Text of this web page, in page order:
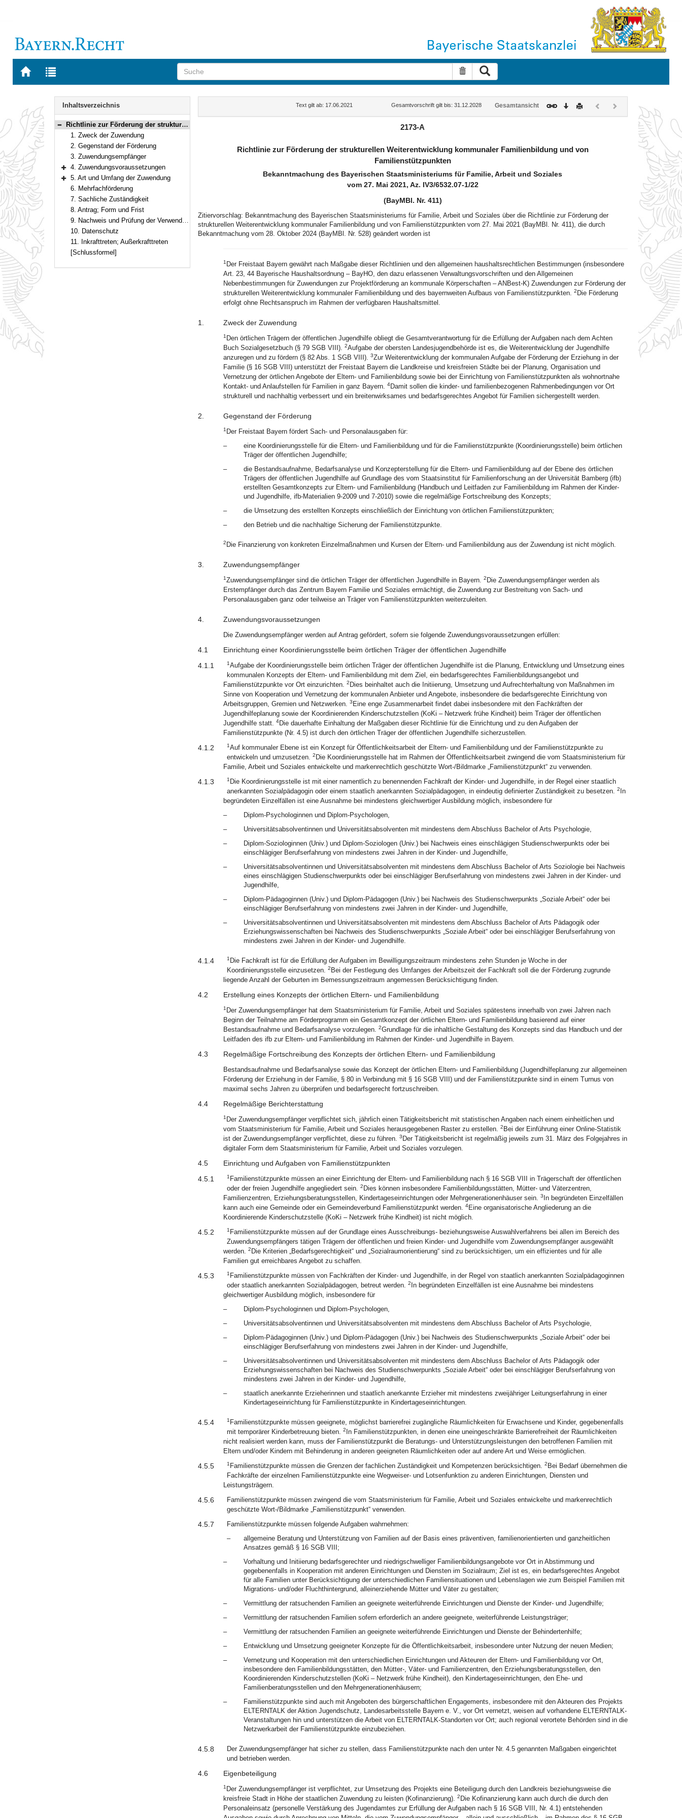
Zur
BAYERN.RECHT
Zur
letzten
Suche zurücksetzen
Navigation
Inhaltsverzeichnis
Bereich reduzieren
Richtlinie zur Förderung der strukturellen Weiterentwicklung kommunaler Familienbildung und von Familienstützpunkten
1. Zweck der Zuwendung
2. Gegenstand der Förderung
3. Zuwendungsempfänger
Bereich erweitern
4. Zuwendungsvoraussetzungen
Bereich erweitern
5. Art und Umfang der Zuwendung
6. Mehrfachförderung
7. Sachliche Zuständigkeit
8. Antrag; Form und Frist
9. Nachweis und Prüfung der Verwendung
10. Datenschutz
11. Inkrafttreten; Außerkrafttreten
[Schlussformel]
Text gilt ab: 17.06.2021 Gesamtvorschrift gilt bis: 31.12.2028 Gesamtansicht Download
DruckenVorherigesNächstes
Dokument
(inaktiv)
2173-A
Richtlinie zur Förderung der strukturellen Weiterentwicklung kommunaler Familienbildung und von
Familienstützpunkten
Bekanntmachung des Bayerischen Staatsministeriums für Familie, Arbeit und Soziales
vom 27. Mai 2021, Az. IV3/6532.07-1/22
(BayMBl. Nr. 411)
Zitiervorschlag: Bekanntmachung des Bayerischen Staatsministeriums für Familie, Arbeit und Soziales über die Richtlinie zur Förderung der
strukturellen Weiterentwicklung kommunaler Familienbildung und von Familienstützpunkten vom 27. Mai 2021 (BayMBl. Nr. 411), die durch
Bekanntmachung vom 28. Oktober 2024 (BayMBl. Nr. 528) geändert worden ist
1 Der Freistaat Bayern gewährt nach Maßgabe dieser Richtlinien und den allgemeinen haushaltsrechtlichen Bestimmungen (insbesondere
Art. 23, 44 Bayerische Haushaltsordnung – BayHO, den dazu erlassenen Verwaltungsvorschriften und den Allgemeinen
Nebenbestimmungen für Zuwendungen zur Projektförderung an kommunale Körperschaften – ANBest-K) Zuwendungen zur Förderung der
strukturellen Weiterentwicklung kommunaler Familienbildung und des bayernweiten Aufbaus von Familienstützpunkten. 2 Die Förderung
erfolgt ohne Rechtsanspruch im Rahmen der verfügbaren Haushaltsmittel.
1. Zweck der Zuwendung
1 Den örtlichen Trägern der öffentlichen Jugendhilfe obliegt die Gesamtverantwortung für die Erfüllung der Aufgaben nach dem Achten
Buch Sozialgesetzbuch (§ 79 SGB VIII). 2Aufgabe der obersten Landesjugendbehörde ist es, die Weiterentwicklung der Jugendhilfe
anzuregen und zu fördern (§ 82 Abs. 1 SGB VIII). 3Zur Weiterentwicklung der kommunalen Aufgabe der Förderung der Erziehung in der
Familie (§ 16 SGB VIII) unterstützt der Freistaat Bayern die Landkreise und kreisfreien Städte bei der Planung, Organisation und
Vernetzung der örtlichen Angebote der Eltern- und Familienbildung sowie bei der Einrichtung von Familienstützpunkten als wohnortnahe
Kontakt- und Anlaufstellen für Familien in ganz Bayern. 4Damit sollen die kinder- und familienbezogenen Rahmenbedingungen vor Ort
strukturell und nachhaltig verbessert und ein breitenwirksames und bedarfsgerechtes Angebot für Familien sichergestellt werden.
2. Gegenstand der Förderung
1 Der Freistaat Bayern fördert Sach- und Personalausgaben für:
–
eine Koordinierungsstelle für die Eltern- und Familienbildung und für die Familienstützpunkte (Koordinierungsstelle) beim örtlichen
Träger der öffentlichen Jugendhilfe;
–
die Bestandsaufnahme, Bedarfsanalyse und Konzepterstellung für die Eltern- und Familienbildung auf der Ebene des örtlichen
Trägers der öffentlichen Jugendhilfe auf Grundlage des vom Staatsinstitut für Familienforschung an der Universität Bamberg (ifb)
erstellten Gesamtkonzepts zur Eltern- und Familienbildung (Handbuch und Leitfaden zur Familienbildung im Rahmen der Kinder-
und Jugendhilfe, ifb-Materialien 9-2009 und 7-2010) sowie die regelmäßige Fortschreibung des Konzepts;
–
die Umsetzung des erstellten Konzepts einschließlich der Einrichtung von örtlichen Familienstützpunkten;
–
den Betrieb und die nachhaltige Sicherung der Familienstützpunkte.
2 Die Finanzierung von konkreten Einzelmaßnahmen und Kursen der Eltern- und Familienbildung aus der Zuwendung ist nicht möglich.
3. Zuwendungsempfänger
1Zuwendungsempfänger sind die örtlichen Träger der öffentlichen Jugendhilfe in Bayern. 2 Die Zuwendungsempfänger werden als
Erstempfänger durch das Zentrum Bayern Familie und Soziales ermächtigt, die Zuwendung zur Bestreitung von Sach- und
Personalausgaben ganz oder teilweise an Träger von Familienstützpunkten weiterzuleiten.
4. Zuwendungsvoraussetzungen
Die Zuwendungsempfänger werden auf Antrag gefördert, sofern sie folgende Zuwendungsvoraussetzungen erfüllen:
4.1
Einrichtung einer Koordinierungsstelle beim örtlichen Träger der öffentlichen Jugendhilfe
4.1.1
1Aufgabe der Koordinierungsstelle beim örtlichen Träger der öffentlichen Jugendhilfe ist die Planung, Entwicklung und Umsetzung eines
kommunalen Konzepts der Eltern- und Familienbildung mit dem Ziel, ein bedarfsgerechtes Familienbildungsangebot und
Familienstützpunkte vor Ort einzurichten. 2 Dies beinhaltet auch die Initiierung, Umsetzung und Aufrechterhaltung von Maßnahmen im
Sinne von Kooperation und Vernetzung der kommunalen Anbieter und Angebote, insbesondere die bedarfsgerechte Einrichtung von
Arbeitsgruppen, Gremien und Netzwerken. 3 Eine enge Zusammenarbeit findet dabei insbesondere mit den Fachkräften der
Jugendhilfeplanung sowie der Koordinierenden Kinderschutzstellen (KoKi – Netzwerk frühe Kindheit) beim Träger der öffentlichen
Jugendhilfe statt. 4Die dauerhafte Einhaltung der Maßgaben dieser Richtlinie für die Einrichtung und zu den Aufgaben der
Familienstützpunkte (Nr. 4.5) ist durch den örtlichen Träger der öffentlichen Jugendhilfe sicherzustellen.
4.1.2 1Auf kommunaler Ebene ist ein Konzept für Öffentlichkeitsarbeit der Eltern- und Familienbildung und der Familienstützpunkte zu
entwickeln und umzusetzen. 2 Die Koordinierungsstelle hat im Rahmen der Öffentlichkeitsarbeit zwingend die vom Staatsministerium für
Familie, Arbeit und Soziales entwickelte und markenrechtlich geschützte Wort-/Bildmarke „Familienstützpunkt“ zu verwenden.
4.1.3 1 Die Koordinierungsstelle ist mit einer namentlich zu benennenden Fachkraft der Kinder- und Jugendhilfe, in der Regel einer staatlich
anerkannten Sozialpädagogin oder einem staatlich anerkannten Sozialpädagogen, in eindeutig definierter Zuständigkeit zu besetzen. 2 In
begründeten Einzelfällen ist eine Ausnahme bei mindestens gleichwertiger Ausbildung möglich, insbesondere für
–
Diplom-Psychologinnen und Diplom-Psychologen,
–
Universitätsabsolventinnen und Universitätsabsolventen mit mindestens dem Abschluss Bachelor of Arts Psychologie,
–
Diplom-Soziologinnen (Univ.) und Diplom-Soziologen (Univ.) bei Nachweis eines einschlägigen Studienschwerpunkts oder bei
einschlägiger Berufserfahrung von mindestens zwei Jahren in der Kinder- und Jugendhilfe,
–
Universitätsabsolventinnen und Universitätsabsolventen mit mindestens dem Abschluss Bachelor of Arts Soziologie bei Nachweis
eines einschlägigen Studienschwerpunkts oder bei einschlägiger Berufserfahrung von mindestens zwei Jahren in der Kinder- und
Jugendhilfe,
–
Diplom-Pädagoginnen (Univ.) und Diplom-Pädagogen (Univ.) bei Nachweis des Studienschwerpunkts „Soziale Arbeit“ oder bei
einschlägiger Berufserfahrung von mindestens zwei Jahren in der Kinder- und Jugendhilfe,
–
Universitätsabsolventinnen und Universitätsabsolventen mit mindestens dem Abschluss Bachelor of Arts Pädagogik oder
Erziehungswissenschaften bei Nachweis des Studienschwerpunkts „Soziale Arbeit“ oder bei einschlägiger Berufserfahrung von
mindestens zwei Jahren in der Kinder- und Jugendhilfe.
4.1.4 1 Die Fachkraft ist für die Erfüllung der Aufgaben im Bewilligungszeitraum mindestens zehn Stunden je Woche in der
Koordinierungsstelle einzusetzen. 2 Bei der Festlegung des Umfanges der Arbeitszeit der Fachkraft soll die der Förderung zugrunde
liegende Anzahl der Geburten im Bemessungszeitraum angemessen Berücksichtigung finden.
4.2 Erstellung eines Konzepts der örtlichen Eltern- und Familienbildung
1 Der Zuwendungsempfänger hat dem Staatsministerium für Familie, Arbeit und Soziales spätestens innerhalb von zwei Jahren nach
Beginn der Teilnahme am Förderprogramm ein Gesamtkonzept der örtlichen Eltern- und Familienbildung basierend auf einer
Bestandsaufnahme und Bedarfsanalyse vorzulegen. 2Grundlage für die inhaltliche Gestaltung des Konzepts sind das Handbuch und der
Leitfaden des ifb zur Eltern- und Familienbildung im Rahmen der Kinder- und Jugendhilfe in Bayern.
4.3 Regelmäßige Fortschreibung des Konzepts der örtlichen Eltern- und Familienbildung
Bestandsaufnahme und Bedarfsanalyse sowie das Konzept der örtlichen Eltern- und Familienbildung (Jugendhilfeplanung zur allgemeinen
Förderung der Erziehung in der Familie, § 80 in Verbindung mit § 16 SGB VIII) und der Familienstützpunkte sind in einem Turnus von
maximal sechs Jahren zu überprüfen und bedarfsgerecht fortzuschreiben.
4.4 Regelmäßige Berichterstattung
1 Der Zuwendungsempfänger verpflichtet sich, jährlich einen Tätigkeitsbericht mit statistischen Angaben nach einem einheitlichen und
vom Staatsministerium für Familie, Arbeit und Soziales herausgegebenen Raster zu erstellen. 2 Bei der Einführung einer Online-Statistik
ist der Zuwendungsempfänger verpflichtet, diese zu führen. 3 Der Tätigkeitsbericht ist regelmäßig jeweils zum 31. März des Folgejahres in
digitaler Form dem Staatsministerium für Familie, Arbeit und Soziales vorzulegen.
4.5
Einrichtung und Aufgaben von Familienstützpunkten
4.5.1
1 Familienstützpunkte müssen an einer Einrichtung der Eltern- und Familienbildung nach § 16 SGB VIII in Trägerschaft der öffentlichen
oder der freien Jugendhilfe angegliedert sein. 2 Dies können insbesondere Familienbildungsstätten, Mütter- und Väterzentren,
Familienzentren, Erziehungsberatungsstellen, Kindertageseinrichtungen oder Mehrgenerationenhäuser sein. 3 In begründeten Einzelfällen
kann auch eine Gemeinde oder ein Gemeindeverbund Familienstützpunkt werden. 4Eine organisatorische Angliederung an die
Koordinierende Kinderschutzstelle (KoKi – Netzwerk frühe Kindheit) ist nicht möglich.
4.5.2 1 Familienstützpunkte müssen auf der Grundlage eines Ausschreibungs- beziehungsweise Auswahlverfahrens bei allen im Bereich des
Zuwendungsempfängers tätigen Trägern der öffentlichen und freien Kinder- und Jugendhilfe vom Zuwendungsempfänger ausgewählt
werden. 2 Die Kriterien „Bedarfsgerechtigkeit“ und „Sozialraumorientierung“ sind zu berücksichtigen, um ein effizientes und für alle
Familien gut erreichbares Angebot zu schaffen.
4.5.3 1 Familienstützpunkte müssen von Fachkräften der Kinder- und Jugendhilfe, in der Regel von staatlich anerkannten Sozialpädagoginnen
oder staatlich anerkannten Sozialpädagogen, betreut werden. 2 In begründeten Einzelfällen ist eine Ausnahme bei mindestens
gleichwertiger Ausbildung möglich, insbesondere für
–
Diplom-Psychologinnen und Diplom-Psychologen,
–
Universitätsabsolventinnen und Universitätsabsolventen mit mindestens dem Abschluss Bachelor of Arts Psychologie,
–
Diplom-Pädagoginnen (Univ.) und Diplom-Pädagogen (Univ.) bei Nachweis des Studienschwerpunkts „Soziale Arbeit“ oder bei
einschlägiger Berufserfahrung von mindestens zwei Jahren in der Kinder- und Jugendhilfe,
–
Universitätsabsolventinnen und Universitätsabsolventen mit mindestens dem Abschluss Bachelor of Arts Pädagogik oder
Erziehungswissenschaften bei Nachweis des Studienschwerpunkts „Soziale Arbeit“ oder bei einschlägiger Berufserfahrung von
mindestens zwei Jahren in der Kinder- und Jugendhilfe,
–
staatlich anerkannte Erzieherinnen und staatlich anerkannte Erzieher mit mindestens zweijähriger Leitungserfahrung in einer
Kindertageseinrichtung für Familienstützpunkte in Kindertageseinrichtungen.
4.5.4 1 Familienstützpunkte müssen geeignete, möglichst barrierefrei zugängliche Räumlichkeiten für Erwachsene und Kinder, gegebenenfalls
mit temporärer Kinderbetreuung bieten. 2 In Familienstützpunkten, in denen eine uneingeschränkte Barrierefreiheit der Räumlichkeiten
nicht realisiert werden kann, muss der Familienstützpunkt die Beratungs- und Unterstützungsleistungen den betroffenen Familien mit
Eltern und/oder Kindern mit Behinderung in anderen geeigneten Räumlichkeiten oder auf andere Art und Weise ermöglichen.
4.5.5 1 Familienstützpunkte müssen die Grenzen der fachlichen Zuständigkeit und Kompetenzen berücksichtigen. 2 Bei Bedarf übernehmen die
Fachkräfte der einzelnen Familienstützpunkte eine Wegweiser- und Lotsenfunktion zu anderen Einrichtungen, Diensten und
Leistungsträgern.
4.5.6
Familienstützpunkte müssen zwingend die vom Staatsministerium für Familie, Arbeit und Soziales entwickelte und markenrechtlich
geschützte Wort-/Bildmarke „Familienstützpunkt“ verwenden.
4.5.7
Familienstützpunkte müssen folgende Aufgaben wahrnehmen:
–
allgemeine Beratung und Unterstützung von Familien auf der Basis eines präventiven, familienorientierten und ganzheitlichen
Ansatzes gemäß § 16 SGB VIII;
–
Vorhaltung und Initiierung bedarfsgerechter und niedrigschwelliger Familienbildungsangebote vor Ort in Abstimmung und
gegebenenfalls in Kooperation mit anderen Einrichtungen und Diensten im Sozialraum; Ziel ist es, ein bedarfsgerechtes Angebot
für alle Familien unter Berücksichtigung der unterschiedlichen Familiensituationen und Lebenslagen wie zum Beispiel Familien mit
Migrations- und/oder Fluchthintergrund, alleinerziehende Mütter und Väter zu gestalten;
–
Vermittlung der ratsuchenden Familien an geeignete weiterführende Einrichtungen und Dienste der Kinder- und Jugendhilfe;
–
Vermittlung der ratsuchenden Familien sofern erforderlich an andere geeignete, weiterführende Leistungsträger;
–
Vermittlung der ratsuchenden Familien an geeignete weiterführende Einrichtungen und Dienste der Behindertenhilfe;
–
Entwicklung und Umsetzung geeigneter Konzepte für die Öffentlichkeitsarbeit, insbesondere unter Nutzung der neuen Medien;
–
Vernetzung und Kooperation mit den unterschiedlichen Einrichtungen und Akteuren der Eltern- und Familienbildung vor Ort,
insbesondere den Familienbildungsstätten, den Mütter-, Väter- und Familienzentren, den Erziehungsberatungsstellen, den
Koordinierenden Kinderschutzstellen (KoKi – Netzwerk frühe Kindheit), den Kindertageseinrichtungen, den Ehe- und
Familienberatungsstellen und den Mehrgenerationenhäusern;
–
Familienstützpunkte sind auch mit Angeboten des bürgerschaftlichen Engagements, insbesondere mit den Akteuren des Projekts
ELTERNTALK der Aktion Jugendschutz, Landesarbeitsstelle Bayern e. V., vor Ort vernetzt, weisen auf vorhandene ELTERNTALK-
Veranstaltungen hin und unterstützen die Arbeit von ELTERNTALK-Standorten vor Ort; auch regional verortete Behörden sind in die
Netzwerkarbeit der Familienstützpunkte einzubeziehen.
4.5.8
Der Zuwendungsempfänger hat sicher zu stellen, dass Familienstützpunkte nach den unter Nr. 4.5 genannten Maßgaben eingerichtet
und betrieben werden.
4.6 Eigenbeteiligung
1 Der Zuwendungsempfänger ist verpflichtet, zur Umsetzung des Projekts eine Beteiligung durch den Landkreis beziehungsweise die
kreisfreie Stadt in Höhe der staatlichen Zuwendung zu leisten (Kofinanzierung). 2 Die Kofinanzierung kann auch durch die durch den
Personaleinsatz (personelle Verstärkung des Jugendamtes zur Erfüllung der Aufgaben nach § 16 SGB VIII, Nr. 4.1) entstehenden